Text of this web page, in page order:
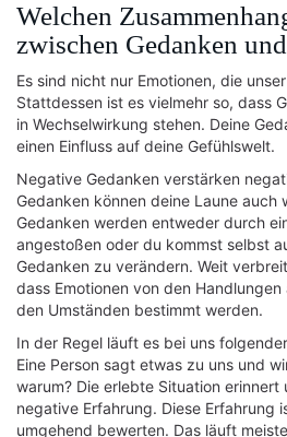
Welchen
zwischen Gedanken
Es sind nicht nur Emotionen, die
Stattdessen ist es vielmehr so, dass
in Wechselwirkung stehen. Deine
einen Einfluss auf deine Gefühlswelt.
Negative Gedanken verstärken
Gedanken können deine Laune auch
Gedanken werden entweder durch
angestoßen oder du kommst selbst
Gedanken zu verändern. Weit
dass Emotionen von den
den Umständen bestimmt werden.
In der Regel läuft es bei uns
Eine Person sagt etwas zu uns und
warum? Die erlebte Situation erinnert
negative Erfahrung. Diese Erfahrung
umgehend bewerten. Das läuft